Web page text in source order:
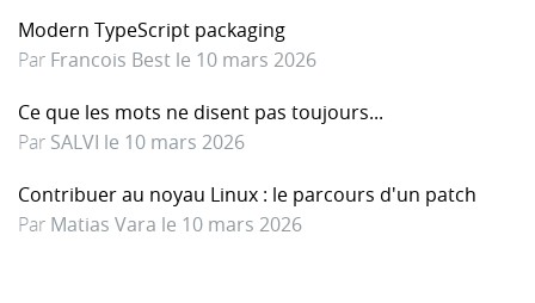
Modern TypeScript packaging
Par Francois Best le 10 mars 2026
Ce que les mots ne disent pas toujours...
Par SALVI le 10 mars 2026
Contribuer au noyau Linux : le parcours d'un patch
Par Matias Vara le 10 mars 2026